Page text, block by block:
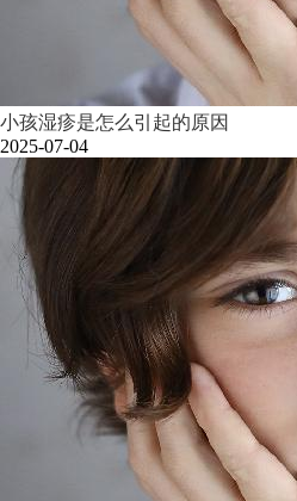
小孩湿疹是怎么引起的原因
2025-07-04